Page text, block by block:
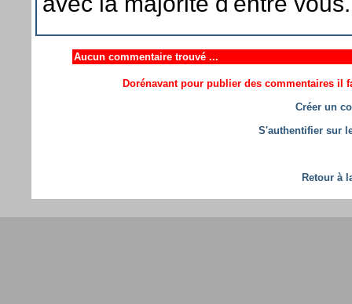
Aucun commentaire trouvé ...
Dorénavant pour publier des commentaires il
Créer un
S'authentifier sur
Retour à